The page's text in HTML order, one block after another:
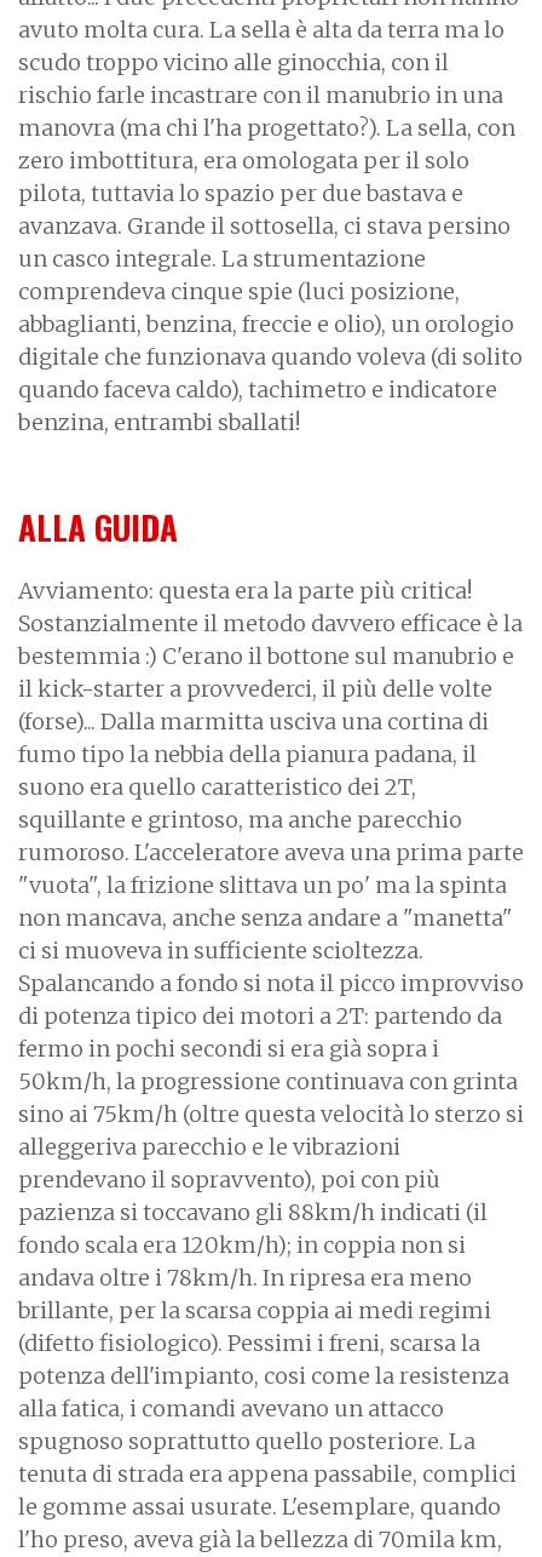
avuto molta cura. La sella è alta da terra ma lo
scudo troppo vicino alle ginocchia, con il
rischio farle incastrare con il manubrio in una
manovra (ma chi l'ha progettato?). La sella, con
zero imbottitura, era omologata per il solo
pilota, tuttavia lo spazio per due bastava e
avanzava. Grande il sottosella, ci stava persino
un casco integrale. La strumentazione
comprendeva cinque spie (luci posizione,
abbaglianti, benzina, freccie e olio), un orologio
digitale che funzionava quando voleva (di solito
quando faceva caldo), tachimetro e indicatore
benzina, entrambi sballati!
ALLA GUIDA
Avviamento: questa era la parte più critica!
Sostanzialmente il metodo davvero efficace è la
bestemmia :) C'erano il bottone sul manubrio e
il kick-starter a provvederci, il più delle volte
(forse)... Dalla marmitta usciva una cortina di
fumo tipo la nebbia della pianura padana, il
suono era quello caratteristico dei 2T,
squillante e grintoso, ma anche parecchio
rumoroso. L'acceleratore aveva una prima parte
"vuota", la frizione slittava un po' ma la spinta
non mancava, anche senza andare a "manetta"
ci si muoveva in sufficiente scioltezza.
Spalancando a fondo si nota il picco improvviso
di potenza tipico dei motori a 2T: partendo da
fermo in pochi secondi si era già sopra i
50km/h, la progressione continuava con grinta
sino ai 75km/h (oltre questa velocità lo sterzo si
alleggeriva parecchio e le vibrazioni
prendevano il sopravvento), poi con più
pazienza si toccavano gli 88km/h indicati (il
fondo scala era 120km/h); in coppia non si
andava oltre i 78km/h. In ripresa era meno
brillante, per la scarsa coppia ai medi regimi
(difetto fisiologico). Pessimi i freni, scarsa la
potenza dell'impianto, cosi come la resistenza
alla fatica, i comandi avevano un attacco
spugnoso soprattutto quello posteriore. La
tenuta di strada era appena passabile, complici
le gomme assai usurate. L'esemplare, quando
l'ho preso, aveva già la bellezza di 70mila km,